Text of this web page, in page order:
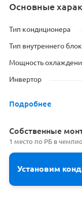
Основные
Тип кондиционера
Тип внутреннего
Мощность
Инвертор
Подробнее
Cобственные
1 место по РБ в
Установим